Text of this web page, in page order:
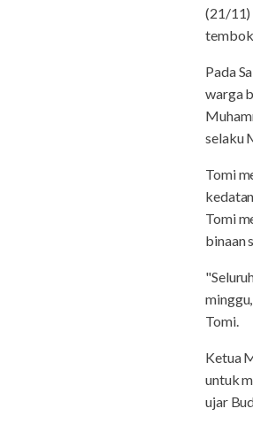
(21/11)
tembok
Pada
warga
selaku
Tomi
Tomi
binaan
Tomi.
Ketua
untuk
ujar